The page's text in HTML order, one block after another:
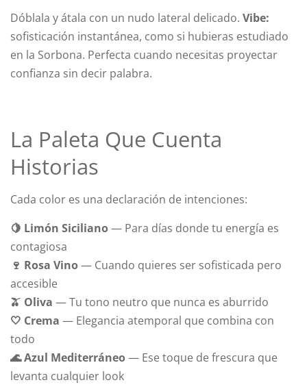
Dóblala y átala con un nudo lateral delicado. Vibe:
sofisticación instantánea, como si hubieras estudiado
en la Sorbona. Perfecta cuando necesitas proyectar
confianza sin decir palabra.
La Paleta Que Cuenta
Historias
Cada color es una declaración de intenciones:
🍋 Limón Siciliano— Para días donde tu energía es
contagiosa
🍷 Rosa Vino— Cuando quieres ser sofisticada pero
accesible
🫒 Oliva — Tu tono neutro que nunca es aburrido
🤍 Crema — Elegancia atemporal que combina con
todo
🌊 Azul Mediterráneo— Ese toque de frescura que
levanta cualquier look